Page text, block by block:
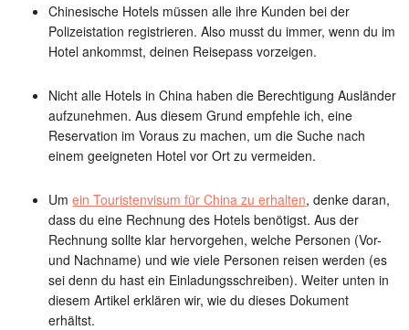
Chinesische Hotels müssen alle ihre Kunden bei der
Polizeistation registrieren. Also musst du immer, wenn du im
Hotel ankommst, deinen Reisepass vorzeigen.
Nicht alle Hotels in China haben die Berechtigung Ausländer
aufzunehmen. Aus diesem Grund empfehle ich, eine
Reservation im Voraus zu machen, um die Suche nach
einem geeigneten Hotel vor Ort zu vermeiden.
Umein Touristenvisum für China zu erhalten, denke daran,
dass du eine Rechnung des Hotels benötigst. Aus der
Rechnung sollte klar hervorgehen, welche Personen (Vor-
und Nachname) und wie viele Personen reisen werden (es
sei denn du hast ein Einladungsschreiben). Weiter unten in
diesem Artikel erklären wir, wie du dieses Dokument
erhältst.